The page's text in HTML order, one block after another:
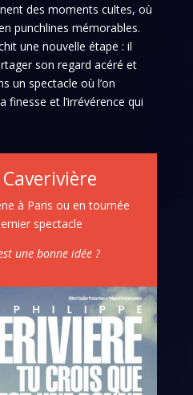
des moments cultes, où
punchlines mémorables.
une nouvelle étape : il
son regard acéré et
un spectacle où l’on
finesse et l’irrévérence qui
à Paris ou en tournée
spectacle
une bonne idée ?